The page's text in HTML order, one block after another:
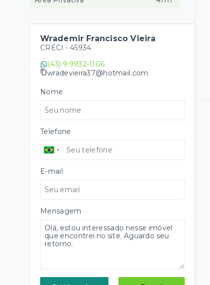
Wrademir Francisco Vieira
CRECI - 45934
(43) 9 9932-1106
wradevieira37@hotmail.com
Nome
Telefone
E-mail
Mensagem